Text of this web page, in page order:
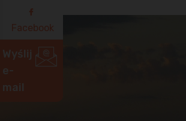
Facebook
Wyślij
e-
mail